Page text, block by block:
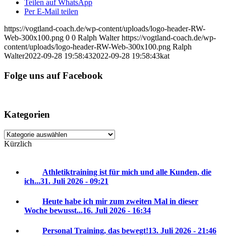
Teilen auf WhatsApp
Per E-Mail teilen
https://vogtland-coach.de/wp-content/uploads/logo-header-RW-
Web-300x100.png 0 0 Ralph Walter https://vogtland-coach.de/wp-
content/uploads/logo-header-RW-Web-300x100.png Ralph
Walter2022-09-28 19:58:432022-09-28 19:58:43kat
Folge uns auf Facebook
Kategorien
Kategorien
Kürzlich
Athletiktraining ist für mich und alle Kunden, die
ich...31. Juli 2026 - 09:21
Heute habe ich mir zum zweiten Mal in dieser
Woche bewusst...16. Juli 2026 - 16:34
Personal Training, das bewegt!13. Juli 2026 - 21:46